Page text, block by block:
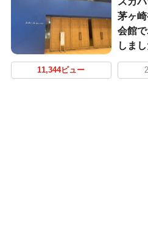
茅ヶ
会館
しま
11,344ビュー